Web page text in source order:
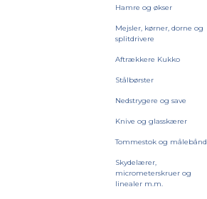
Hamre og økser
Mejsler, kørner, dorne og
splitdrivere
Aftrækkere Kukko
Stålbørster
Nedstrygere og save
Knive og glasskærer
Tommestok og målebånd
Skydelærer,
micrometerskruer og
linealer m.m.